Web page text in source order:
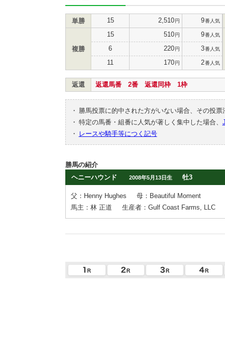
単勝 15 2,510円 9番人気
複勝
15 510円 9番人気
6 220円 3番人気
11 170円 2番人気
返還 返還馬番 2番 返還同枠 1枠
・
勝馬投票に的中された方がいない場合、その投
・ 特定の馬番・組番に人気が著しく集中した場合、
・
レースや騎手等につく記号
勝馬の紹介
ヘニーハウンド
2008年5月13日生 牡3
父：Henny Hughes
母：Beautiful Moment
馬主：林 正道
生産者：Gulf Coast Farms, LLC